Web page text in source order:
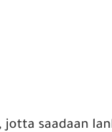
saadaan